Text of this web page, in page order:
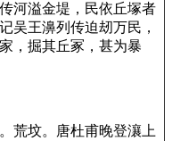
河溢金堤，民依丘塚者
吴王濞列传迫刼万民，
，掘其丘冢，甚为暴
荒坟。唐杜甫晚登瀼上